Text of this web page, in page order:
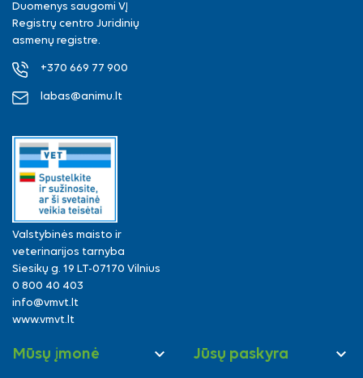
Duomenys saugomi VĮ
Registrų centro Juridinių
asmenų registre.
+370 669 77 900
labas@animu.lt
Valstybinės maisto ir
veterinarijos tarnyba
Siesikų g. 19 LT-07170 Vilnius
0 800 40 403
info@vmvt.lt
www.vmvt.lt
Mūsų įmonė  Jūsų paskyra 